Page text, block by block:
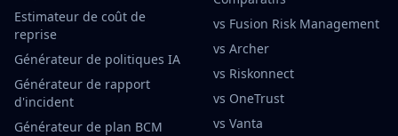
Estimateur de coût de
reprise
Générateur de politiques IA
Générateur de rapport
d'incident
Générateur de plan BCM
vs Fusion Risk Management
vs Archer
vs Riskonnect
vs OneTrust
vs Vanta